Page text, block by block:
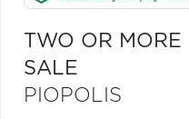
TWO OR MORE
SALE
PIOPOLIS